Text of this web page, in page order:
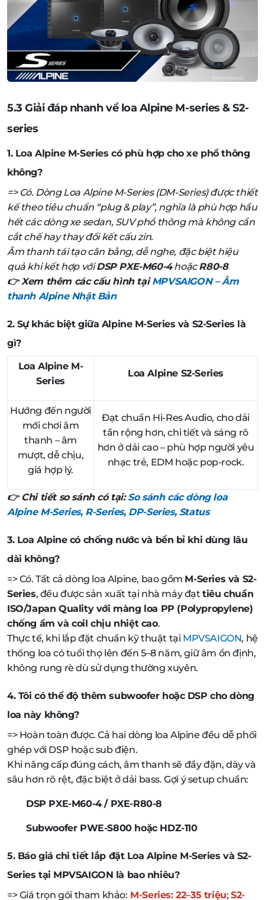
5.3 Giải đáp nhanh về loa Alpine M-series & S2-
series
1. Loa Alpine M-Series có phù hợp cho xe phổ thông
không?
=> Có. Dòng Loa Alpine M-Series (DM-Series) được thiết
kế theo tiêu chuẩn “plug & play”, nghĩa là phù hợp hầu
hết các dòng xe sedan, SUV phổ thông mà không cần
cắt chế hay thay đổi kết cấu zin.
Âm thanh tái tạo cân bằng, dễ nghe, đặc biệt hiệu
quả khi kết hợp vớiDSP PXE-M60-4hoặcR80-8
👉 Xem thêm các cấu hình tạiMPVSAIGON – Âm
thanh Alpine Nhật Bản
2. Sự khác biệt giữa Alpine M-Series và S2-Series là
gì?
Loa Alpine M-
Series
Loa Alpine S2-Series
Hướng đến người
mới chơi âm
thanh – âm
mượt, dễ chịu,
giá hợp lý.
Đạt chuẩn Hi-Res Audio, cho dải
tần rộng hơn, chi tiết và sáng rõ
hơn ở dải cao – phù hợp người yêu
nhạc trẻ, EDM hoặc pop-rock.
👉Chi tiết so sánh có tại:So sánh các dòng loa
Alpine M-Series, R-Series, DP-Series, Status
3. Loa Alpine có chống nước và bền bỉ khi dùng lâu
dài không?
=> Có. Tất cả dòng loa Alpine, bao gồm M-Series và S2-
Series, đều được sản xuất tại nhà máy đạttiêu chuẩn
ISO/Japan Quality với màng loa PP (Polypropylene)
chống ẩm và coil chịu nhiệt cao.
Thực tế, khi lắp đặt chuẩn kỹ thuật tạiMPVSAIGON, hệ
thống loa có tuổi thọ lên đến 5–8 năm, giữ âm ổn định,
không rung rè dù sử dụng thường xuyên.
4. Tôi có thể độ thêm subwoofer hoặc DSP cho dòng
loa này không?
=> Hoàn toàn được. Cả hai dòng loa Alpine đều dễ phối
ghép với DSP hoặc sub điện.
Khi nâng cấp đúng cách, âm thanh sẽ đầy đặn, dày và
sâu hơn rõ rệt, đặc biệt ở dải bass. Gợi ý setup chuẩn:
DSP PXE-M60-4 / PXE-R80-8
Subwoofer PWE-S800 hoặc HDZ-110
5. Báo giá chi tiết lắp đặt Loa Alpine M-Series và S2-
Series tại MPVSAIGON là bao nhiêu?
=> Giá trọn gói tham khảo: M-Series: 22–35 triệu;S2-